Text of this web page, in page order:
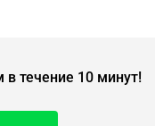
течение 10 минут!